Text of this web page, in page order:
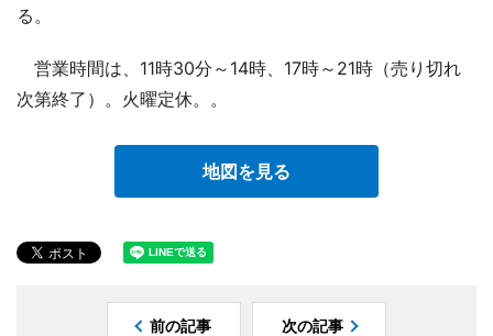
る。
営業時間は、11時30分～14時、17時～21時（売り切れ
次第終了）。火曜定休。。
地図を見る
前の記事 次の記事